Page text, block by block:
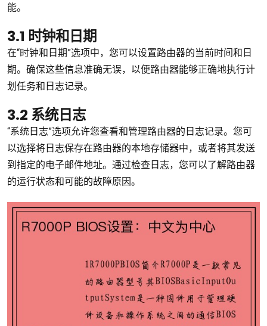
能。
3.1 时钟和日期
在“时钟和日期”选项中，您可以设置路由器的当前时间和日
期。确保这些信息准确无误，以便路由器能够正确地执行计
划任务和日志记录。
3.2 系统日志
“系统日志”选项允许您查看和管理路由器的日志记录。您可
以选择将日志保存在路由器的本地存储器中，或者将其发送
到指定的电子邮件地址。通过检查日志，您可以了解路由器
的运行状态和可能的故障原因。